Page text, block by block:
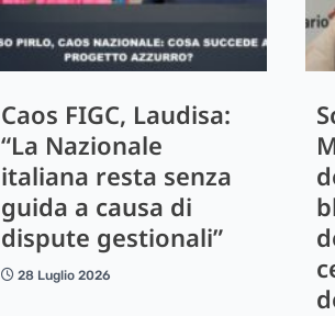
Caos FIGC, Laudisa:
“La Nazionale
italiana resta senza
guida a causa di
dispute gestionali”
28 Luglio 2026